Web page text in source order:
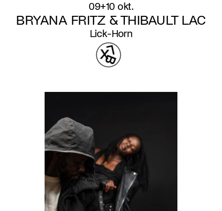
09+10 okt.
BRYANA FRITZ & THIBAULT LAC
Lick-Horn